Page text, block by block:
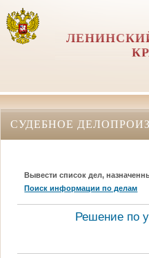
СУДЕБНОЕ
Вывести список дел,
Поиск информации по делам
Решение по